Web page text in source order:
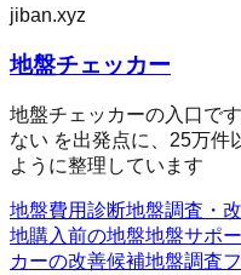
jiban.xyz
地盤チェッカー
地盤チェッカーの入口で
ない を出発点に、25万件
ように整理しています
地盤費用診断地盤調査・
地購入前の地盤地盤サポ
カーの改善候補地盤調査